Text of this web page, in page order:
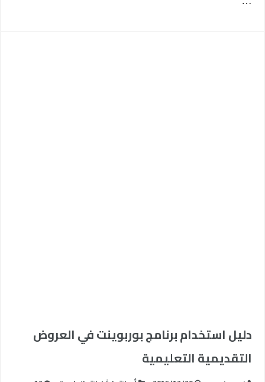
دليل استخدام برنامج بوربوينت في العروض
التقديمية التعليمية